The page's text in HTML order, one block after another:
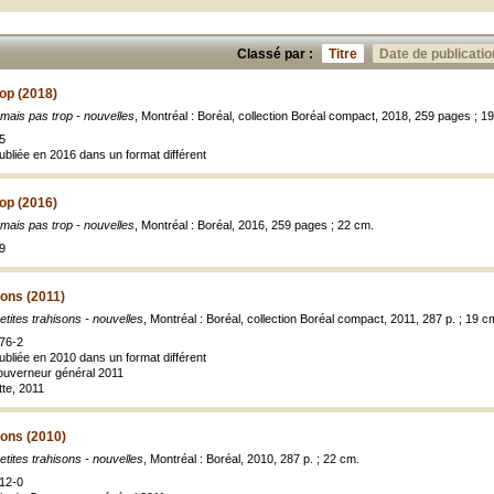
Classé par : Titre Date de
(2018)
pas trop - nouvelles , Montréal : Boréal, collection Boréal compact, 2018, 259 pages ;
en 2016 dans un format différent
(2016)
pas trop - nouvelles , Montréal : Boréal, 2016, 259 pages ; 22 cm.
(2011)
trahisons - nouvelles , Montréal : Boréal, collection Boréal compact, 2011, 287 p. ; 19
2
en 2010 dans un format différent
général 2011
2011
(2010)
trahisons - nouvelles , Montréal : Boréal, 2010, 287 p. ; 22 cm.
0